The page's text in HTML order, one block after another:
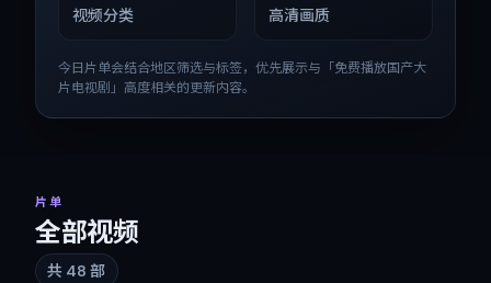
视频分类 高清画质
今日片单会结合地区筛选与标签，优先展示与「免费播放国产大
片电视剧 」高度相关的更新内容。
片单
全部视频
共 48 部